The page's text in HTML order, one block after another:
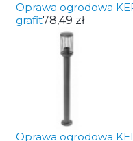
Oprawa ogrodowa
grafit78,49 zł
Oprawa ogrodowa